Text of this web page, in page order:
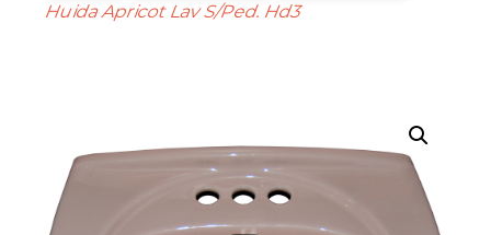
Huida Apricot Lav S/Ped. Hd3